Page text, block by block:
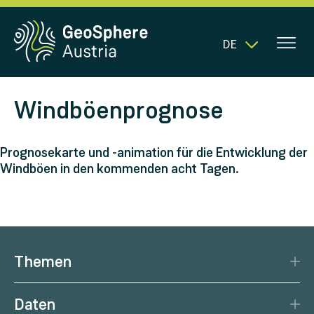
DE
Windböenprognose
Prognosekarte und -animation für die Entwicklung der
Windböen in den kommenden acht Tagen.
Themen
Daten